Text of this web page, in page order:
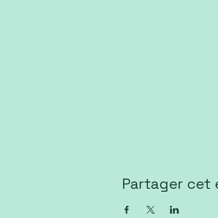
Partager cet